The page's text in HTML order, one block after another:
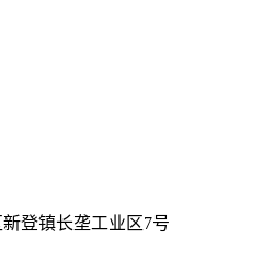
登镇长垄工业区7号